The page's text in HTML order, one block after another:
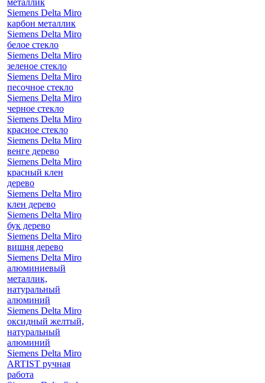
металлик
Siemens Delta Miro
карбон металлик
Siemens Delta Miro
белое стекло
Siemens Delta Miro
зеленое стекло
Siemens Delta Miro
песочное стекло
Siemens Delta Miro
черное стекло
Siemens Delta Miro
красное стекло
Siemens Delta Miro
венге дерево
Siemens Delta Miro
красный клен
дерево
Siemens Delta Miro
клен дерево
Siemens Delta Miro
бук дерево
Siemens Delta Miro
вишня дерево
Siemens Delta Miro
алюминиевый
металлик,
натуральный
алюминий
Siemens Delta Miro
оксидный желтый,
натуральный
алюминий
Siemens Delta Miro
ARTIST ручная
работа